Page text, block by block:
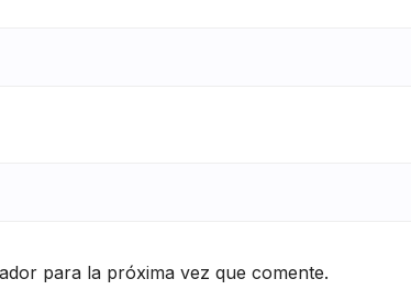
para la próxima vez que comente.